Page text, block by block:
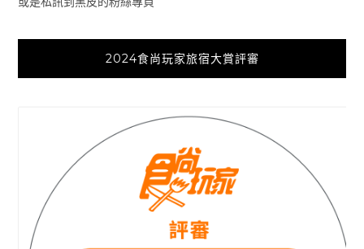
2024食尚玩家旅宿大賞評審